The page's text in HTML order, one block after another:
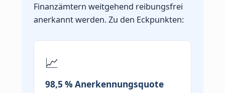
Finanzämtern weitgehend reibungsfrei
anerkannt werden. Zu den Eckpunkten:
📈
98,5 % Anerkennungsquote